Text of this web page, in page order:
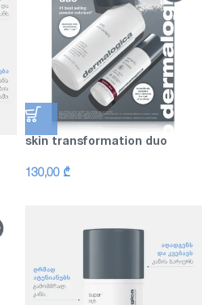
skin transformation duo
130,00 ₾